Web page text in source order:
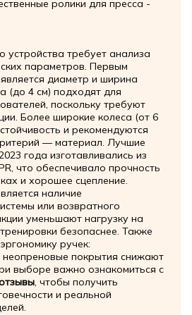
требует анализа
параметров. Первым
диаметр и ширина
(до 4 см) подходят для
поскольку требуют
Более широкие колеса (от 6
и рекомендуются
— материал. Лучшие
года изготавливались из
что обеспечивало прочность
и хорошее сцепление.
наличие
или возвратного
уменьшают нагрузку на
безопаснее. Также
ручек:
покрытия снижают
выборе важно ознакомиться с
, чтобы получить
и реальной